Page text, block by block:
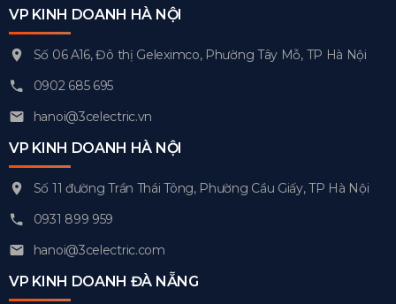
VP KINH DOANH HÀ NỘI
Số 06 A16, Đô thị Geleximco, Phường Tây Mỗ, TP Hà Nội
0902 685 695
hanoi@3celectric.vn
VP KINH DOANH HÀ NỘI
Số 11 đường Trần Thái Tông, Phường Cầu Giấy, TP Hà Nội
0931 899 959
hanoi@3celectric.com
VP KINH DOANH ĐÀ NẴNG